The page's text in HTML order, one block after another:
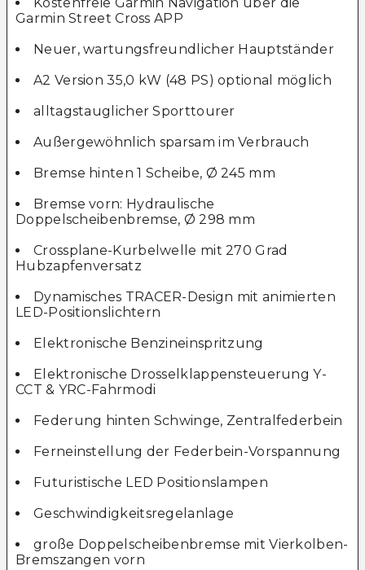
Garmin Street Cross APP
Neuer, wartungsfreundlicher Hauptständer
A2 Version 35,0 kW (48 PS) optional möglich
alltagstauglicher Sporttourer
Außergewöhnlich sparsam im Verbrauch
Bremse hinten 1 Scheibe, Ø 245 mm
Bremse vorn: Hydraulische
Doppelscheibenbremse, Ø 298 mm
Crossplane-Kurbelwelle mit 270 Grad
Hubzapfenversatz
Dynamisches TRACER-Design mit animierten
LED-Positionslichtern
Elektronische Benzineinspritzung
Elektronische Drosselklappensteuerung Y-
CCT & YRC-Fahrmodi
Federung hinten Schwinge, Zentralfederbein
Ferneinstellung der Federbein-Vorspannung
Futuristische LED Positionslampen
Geschwindigkeitsregelanlage
große Doppelscheibenbremse mit Vierkolben-
Bremszangen vorn